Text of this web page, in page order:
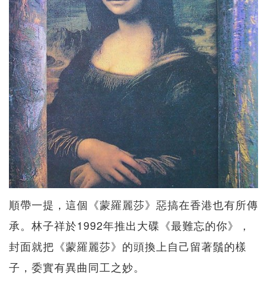
順帶一提，這個《蒙羅麗莎》惡搞在香港也有所傳
承。林子祥於1992年推出大碟《最難忘的你》，
封面就把《蒙羅麗莎》的頭換上自己留著鬚的樣
子，委實有異曲同工之妙。